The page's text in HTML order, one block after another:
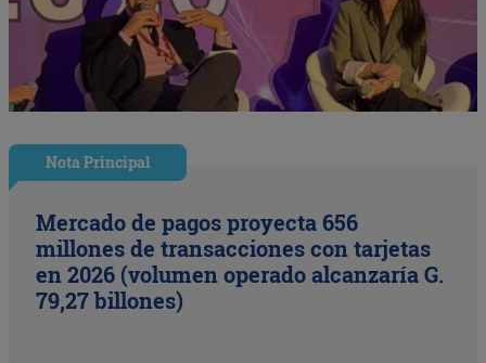
Nota Principal
Mercado de pagos proyecta 656
millones de transacciones con tarjetas
en 2026 (volumen operado alcanzaría G.
79,27 billones)